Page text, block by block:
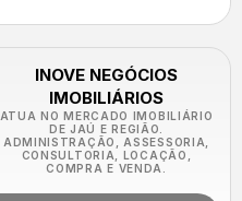
INOVE NEGÓCIOS
IMOBILIÁRIOS
ATUA NO MERCADO IMOBILIÁRIO
DE JAÚ E REGIÃO.
ADMINISTRAÇÃO, ASSESSORIA,
CONSULTORIA, LOCAÇÃO,
COMPRA E VENDA.